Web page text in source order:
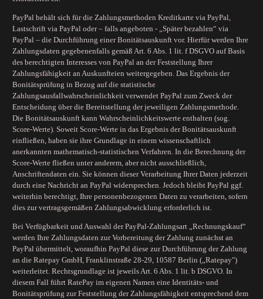
PayPal behält sich für die Zahlungsmethoden Kreditkarte via PayPal,
Lastschrift via PayPal oder – falls angeboten - „Später bezahlen“ via
PayPal – die Durchführung einer Bonitätsauskunft vor. Hierfür werden Ihre
Zahlungsdaten gegebenenfalls gemäß Art. 6 Abs. 1 lit. f DSGVO auf Basis
des berechtigten Interesses von PayPal an der Feststellung Ihrer
Zahlungsfähigkeit an Auskunfteien weitergegeben. Das Ergebnis der
Bonitätsprüfung in Bezug auf die statistische
Zahlungsausfallwahrscheinlichkeit verwendet PayPal zum Zweck der
Entscheidung über die Bereitstellung der jeweiligen Zahlungsmethode.
Die Bonitätsauskunft kann Wahrscheinlichkeitswerte enthalten (sog.
Score-Werte). Soweit Score-Werte in das Ergebnis der Bonitätsauskunft
einfließen, haben sie ihre Grundlage in einem wissenschaftlich
anerkannten mathematisch-statistischen Verfahren. In die Berechnung der
Score-Werte fließen unter anderem, aber nicht ausschließlich,
Anschriftendaten ein. Sie können dieser Verarbeitung Ihrer Daten jederzeit
durch eine Nachricht an PayPal widersprechen. Jedoch bleibt PayPal ggf.
weiterhin berechtigt, Ihre personenbezogenen Daten zu verarbeiten, sofern
dies zur vertragsgemäßen Zahlungsabwicklung erforderlich ist.
Bei Verfügbarkeit und Auswahl der PayPal-Zahlungsart „Rechnungskauf“
werden Ihre Zahlungsdaten zur Vorbereitung der Zahlung zunächst an
PayPal übermittelt, woraufhin PayPal diese zur Durchführung der Zahlung
an die Ratepay GmbH, Franklinstraße 28-29, 10587 Berlin („Ratepay")
weiterleitet. Rechtsgrundlage ist jeweils Art. 6 Abs. 1 lit. b DSGVO. In
diesem Fall führt RatePay im eigenen Namen eine Identitäts- und
Bonitätsprüfung zur Feststellung der Zahlungsfähigkeit entsprechend dem